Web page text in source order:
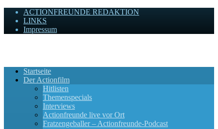
ACTIONFREUNDE REDAKTION
LINKS
Impressum
Startseite
Der Actionfilm
Hitlisten
Themenspecials
Interviews
Actionfreunde live vor Ort
Fratzengeballer – Actionfreunde-Podcast